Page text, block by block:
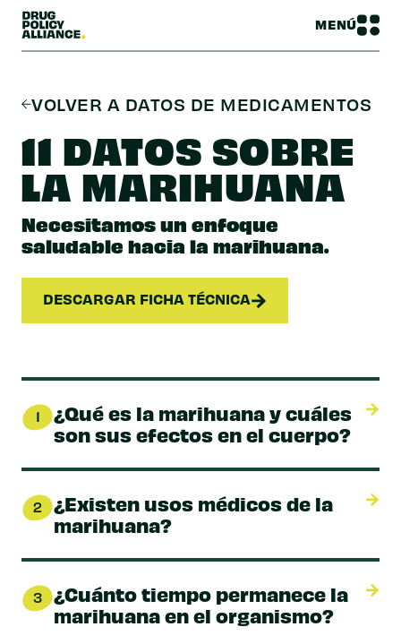
MENÚ
VOLVER A DATOS DE MEDICAMENTOS
11 DATOS SOBRE
LA MARIHUANA
Necesitamos un enfoque
saludable hacia la marihuana.
DESCARGAR FICHA TÉCNICA
1
¿Qué es la marihuana y cuáles
son sus efectos en el cuerpo?
2
¿Existen usos médicos de la
marihuana?
3
¿Cuánto tiempo permanece la
marihuana en el organismo?